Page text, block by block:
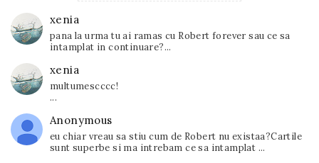
xenia
pana la urma tu ai ramas cu Robert forever sau ce sa
intamplat in continuare?...
xenia
multumescccc!
...
Anonymous
eu chiar vreau sa stiu cum de Robert nu existaa?Cartile
sunt superbe si ma intrebam ce sa intamplat ...